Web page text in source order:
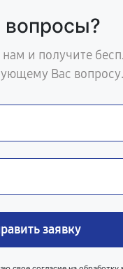
вопросы?
и получите
Вас вопросу.
заявку